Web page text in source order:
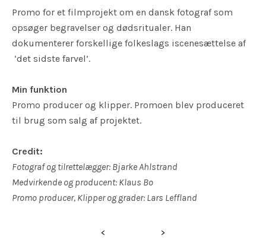
Promo for et filmprojekt om en dansk fotograf som
opsøger begravelser og dødsritualer. Han
dokumenterer forskellige folkeslags iscenesættelse af
‘det sidste farvel’.
Min funktion
Promo producer og klipper. Promoen blev produceret
til brug som salg af projektet.
Credit:
Fotograf og tilrettelægger: Bjarke Ahlstrand
Medvirkende og producent: Klaus Bo
Promo producer, Klipper og grader: Lars Leffland
< >